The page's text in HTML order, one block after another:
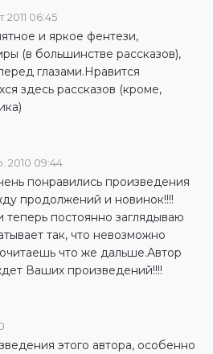
2011 06:45
и яркое фентези,
(в большинстве рассказов),
глазами.Нравится
здесь рассказов (кроме,
2010 09:44
понравились произведения
продолжений и новинок!!!!
теперь постоянно заглядываю
так, что невозможно
что же дальше.Автор
Ваших произведений!!!!
этого автора, особенно